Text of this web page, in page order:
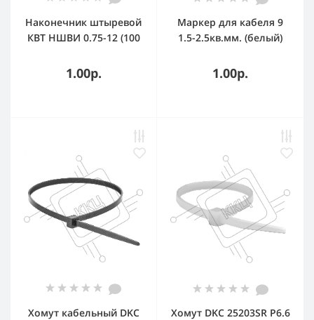
Наконечник штыревой
КВТ НШВИ 0.75-12 (100
1.00р.
Маркер для кабеля 9
1.5-2.5кв.мм. (белый)
1.00р.
Хомут кабельный DKC
Хомут DKC 25203SR P6.6